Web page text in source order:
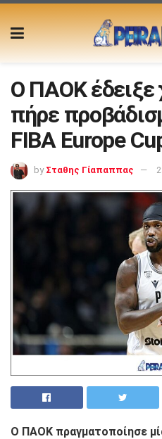
Ο ΠΑΟΚ έδειξε
πήρε
FIBA Europe
by Σταθης Γίαπαππας
Ο ΠΑΟΚ πραγματοποίησε